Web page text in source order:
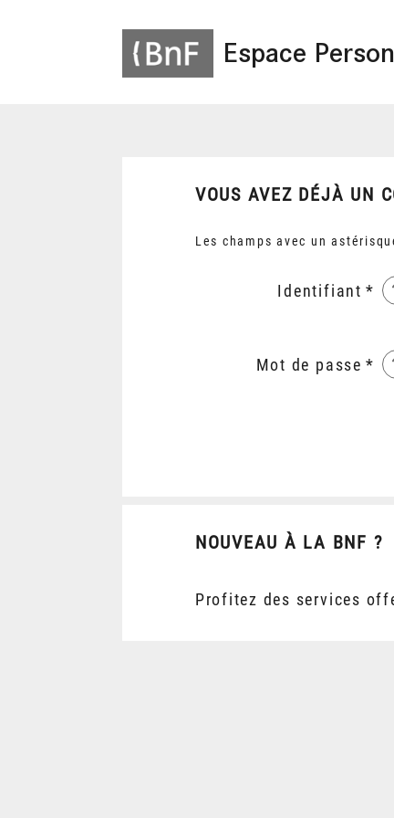
Espace
VOUS AVEZ DÉJÀ UN
Les champs avec un
Identifiant
Mot de passe
NOUVEAU À LA BNF ?
Profitez des services